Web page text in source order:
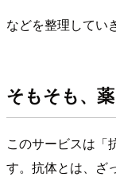
などを整理してい
そもそも、
このサービスは「
す。抗体とは、ざ